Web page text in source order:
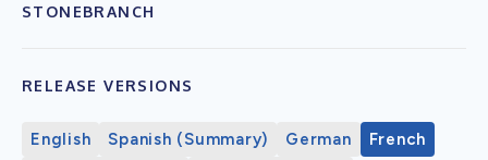
STONEBRANCH
RELEASE VERSIONS
English Spanish (Summary) German French